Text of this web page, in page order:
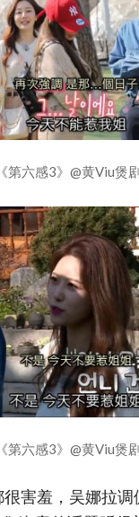
第六感3》@黄Viu煲
第六感3》@黄Viu煲
很害羞，吴娜拉